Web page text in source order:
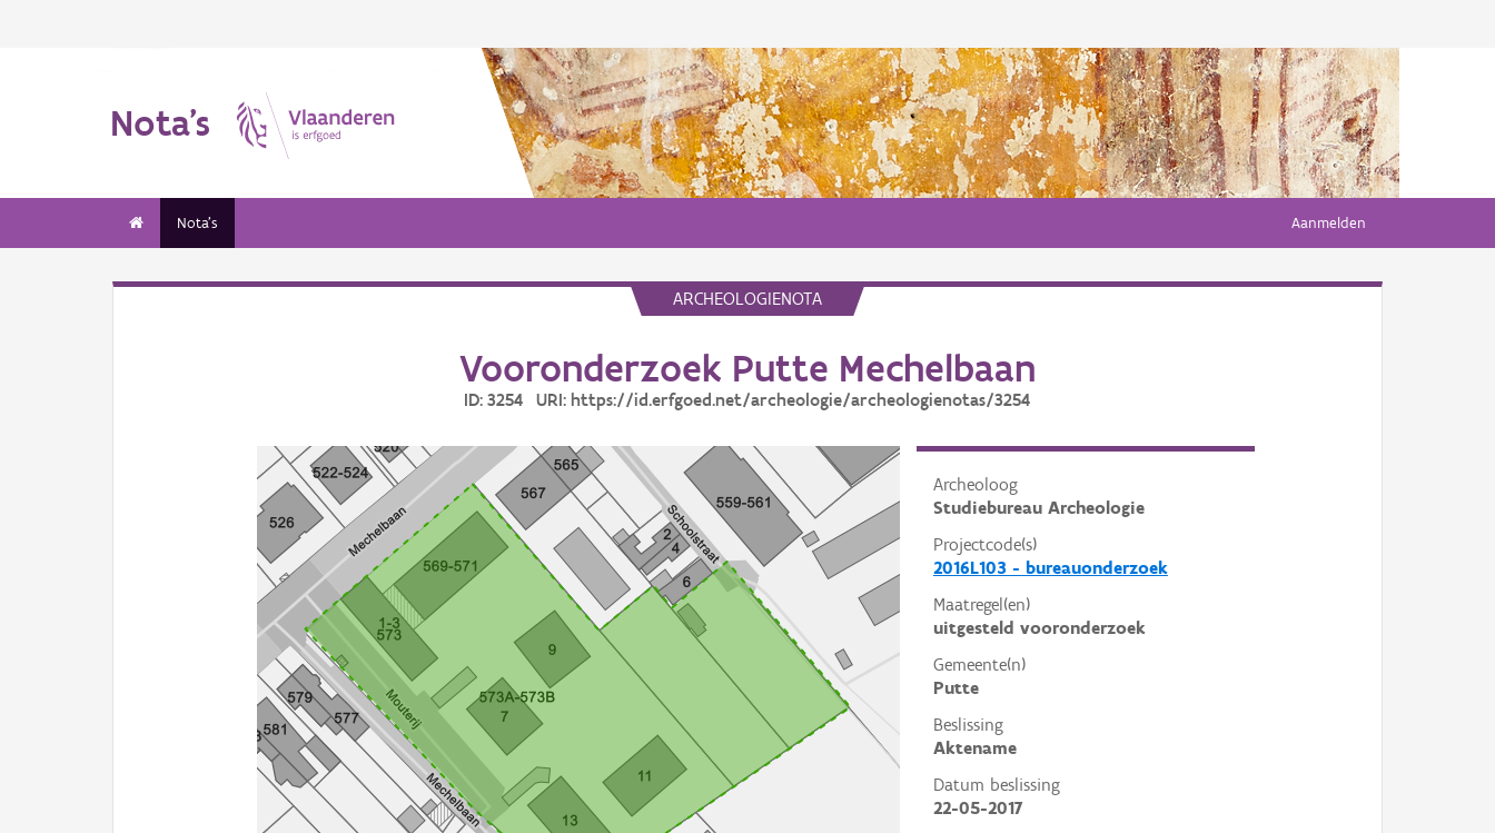
Nota's
Nota's Aanmelden
ARCHEOLOGIENOTA
Vooronderzoek Putte Mechelbaan
ID: 3254 URI: https://id.erfgoed.net/archeologie/archeologienotas/3254
Archeoloog
Studiebureau Archeologie
Projectcode(s)
2016L103 - bureauonderzoek
Maatregel(en)
uitgesteld vooronderzoek
Gemeente(n)
Putte
Beslissing
Aktename
Datum beslissing
22-05-2017